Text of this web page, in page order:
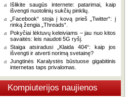
Išlikite saugūs internete: patarimai, kaip
išvengti nuotolinių sukčių pinklių.
„Facebook“ stoja į kovą prieš „Twitter“: į
rinką žengia „Threads“.
Pokyčiai lėktuvų keleiviams – jau nuo kitos
savaitės: leis naudoti 5G ryšį.
Staiga atsiradusi „Klaida 404“: kaip jos
išvengti ir atverti norimą svetainę?
Jungtinės Karalystės būstuose gigabitinis
internetas taps privalomas.
Kompiuterijos naujienos